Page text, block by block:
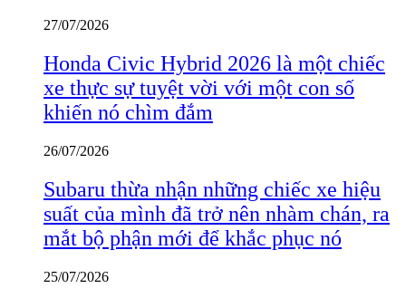
27/07/2026
Honda Civic Hybrid 2026 là một chiếc
xe thực sự tuyệt vời với một con số
khiến nó chìm đắm
26/07/2026
Subaru thừa nhận những chiếc xe hiệu
suất của mình đã trở nên nhàm chán, ra
mắt bộ phận mới để khắc phục nó
25/07/2026